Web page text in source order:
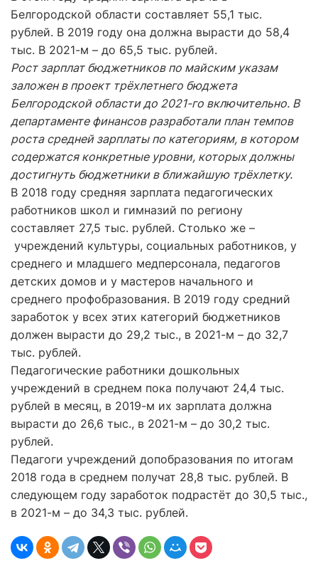
Белгородской области составляет 55,1 тыс.
рублей. В 2019 году она должна вырасти до 58,4
тыс. В 2021-м – до 65,5 тыс. рублей.
Рост зарплат бюджетников по майским указам
заложен в проект трёхлетнего бюджета
Белгородской области до 2021-го включительно. В
департаменте финансов разработали план темпов
роста средней зарплаты по категориям, в котором
содержатся конкретные уровни, которых должны
достигнуть бюджетники в ближайшую трёхлетку.
В 2018 году средняя зарплата педагогических
работников школ и гимназий по региону
составляет 27,5 тыс. рублей. Столько же –
учреждений культуры, социальных работников, у
среднего и младшего медперсонала, педагогов
детских домов и у мастеров начального и
среднего профобразования. В 2019 году средний
заработок у всех этих категорий бюджетников
должен вырасти до 29,2 тыс., в 2021-м – до 32,7
тыс. рублей.
Педагогические работники дошкольных
учреждений в среднем пока получают 24,4 тыс.
рублей в месяц, в 2019-м их зарплата должна
вырасти до 26,6 тыс., в 2021-м – до 30,2 тыс.
рублей.
Педагоги учреждений допобразования по итогам
2018 года в среднем получат 28,8 тыс. рублей. В
следующем году заработок подрастёт до 30,5 тыс.,
в 2021-м – до 34,3 тыс. рублей.